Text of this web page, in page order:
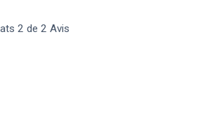
2 de 2 Avis